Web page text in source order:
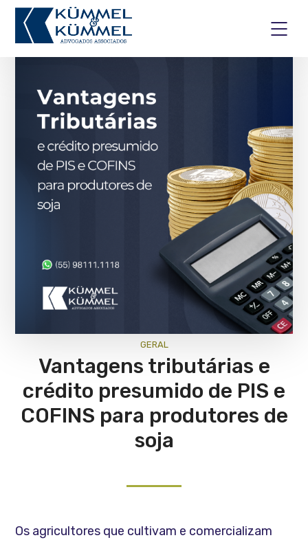
GERAL
Vantagens tributárias e
crédito presumido de PIS e
COFINS para produtores de
soja
Os agricultores que cultivam e comercializam